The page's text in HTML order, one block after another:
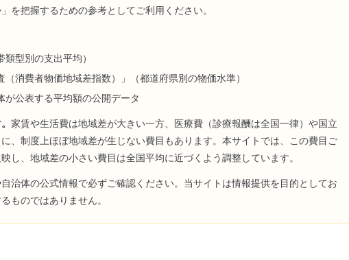
を把握するための参考としてご利用ください。
型別の支出平均）
消費者物価地域差指数）」（都道府県別の物価水準）
公表する平均額の公開データ
家賃や生活費は地域差が大きい一方、医療費（診療報酬は全国一律）や国立
、制度上ほぼ地域差が生じない費目もあります。本サイトでは、この費目ご
し、地域差の小さい費目は全国平均に近づくよう調整しています。
治体の公式情報で必ずご確認ください。当サイトは情報提供を目的としてお
ものではありません。